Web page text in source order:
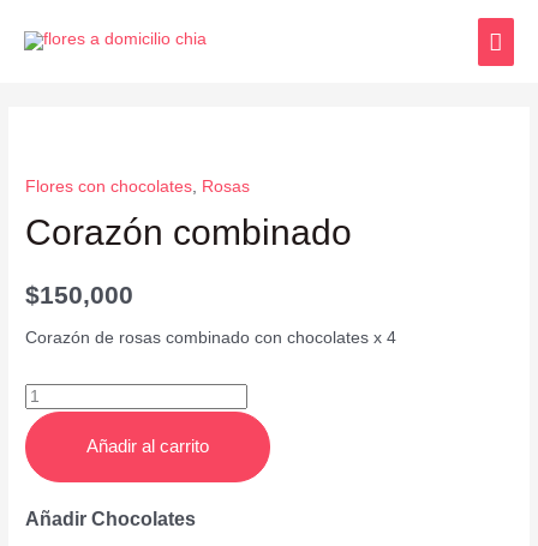
Flores con chocolates, Rosas
Corazón combinado
$150,000
Corazón de rosas combinado con chocolates x 4
Añadir al carrito
Añadir Chocolates